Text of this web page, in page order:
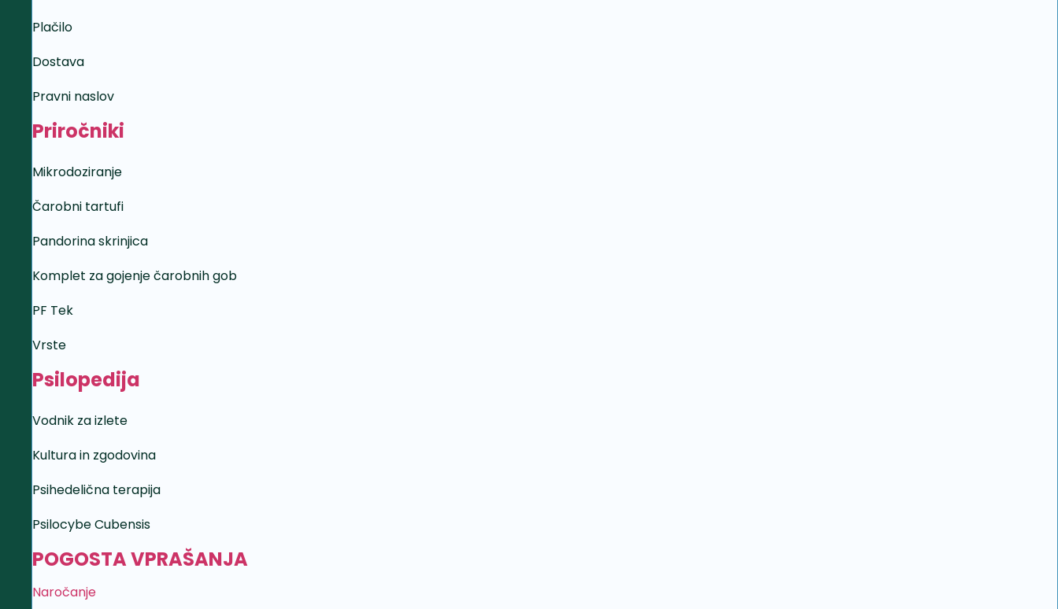
Plačilo
Dostava
Pravni naslov
Priročniki
Mikrodoziranje
Čarobni tartufi
Pandorina skrinjica
Komplet za gojenje čarobnih gob
PF Tek
Vrste
Psilopedija
Vodnik za izlete
Kultura in zgodovina
Psihedelična terapija
Psilocybe Cubensis
POGOSTA VPRAŠANJA
Naročanje